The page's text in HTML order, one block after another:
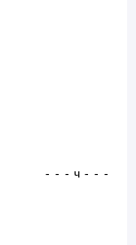
- - - ч - - -